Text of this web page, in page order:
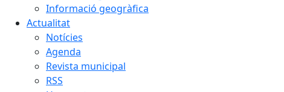
Informació geogràfica
Actualitat
Notícies
Agenda
Revista municipal
RSS